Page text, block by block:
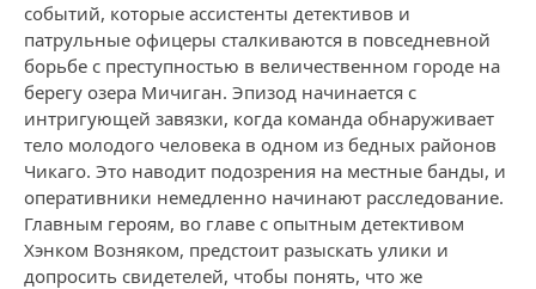
событий, которые ассистенты детективов и
патрульные офицеры сталкиваются в повседневной
борьбе с преступностью в величественном городе на
берегу озера Мичиган. Эпизод начинается с
интригующей завязки, когда команда обнаруживает
тело молодого человека в одном из бедных районов
Чикаго. Это наводит подозрения на местные банды, и
оперативники немедленно начинают расследование.
Главным героям, во главе с опытным детективом
Хэнком Возняком, предстоит разыскать улики и
допросить свидетелей, чтобы понять, что же